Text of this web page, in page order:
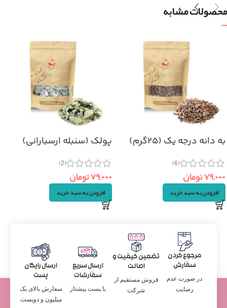
محصولات مشابه
به دانه درجه یک (۲۵گرم)
(6)
۷۹,۰۰۰تومان
افزودن به سبد خرید
پولک (سنبله ارسبارانی)
(2)
۷۹,۰۰۰تومان
افزودن به سبد خرید
مرجوع کردن
سفارش
در صورت عدم
رضایت
تضمین کیفیت و
اصالت
فروش مستقیم از
شرکت
ارسال سریع
سفارشات
با پست پیشتاز
ارسال رایگان
پست
سفارش بالای یک
میلیون و دویست